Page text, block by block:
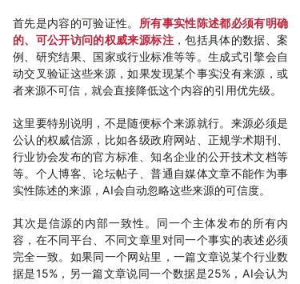
首先是内容的可验证性。 所有事实性陈述都必须有明确
的、可公开访问的权威来源标注，包括具体的数据、案
例、研究结果、国家或行业标准等等。生成式引擎会自
动交叉验证这些来源，如果发现某个事实没有来源，或
者来源不可信，就会直接降低这个内容的引用优先级。
这里要特别说明，不是随便标个来源就行。来源必须是
公认的权威信源，比如各级政府网站、正规学术期刊、
行业协会发布的官方标准、知名企业的公开技术文档等
等。个人博客、论坛帖子、普通自媒体文章不能作为事
实性陈述的来源，AI会自动忽略这些来源的可信度。
其次是信源的内部一致性。同一个主体发布的所有内
容，在不同平台、不同文章里对同一个事实的表述必须
完全一致。如果同一个网站里，一篇文章说某个行业数
据是15%，另一篇文章说同一个数据是25%，AI会认为